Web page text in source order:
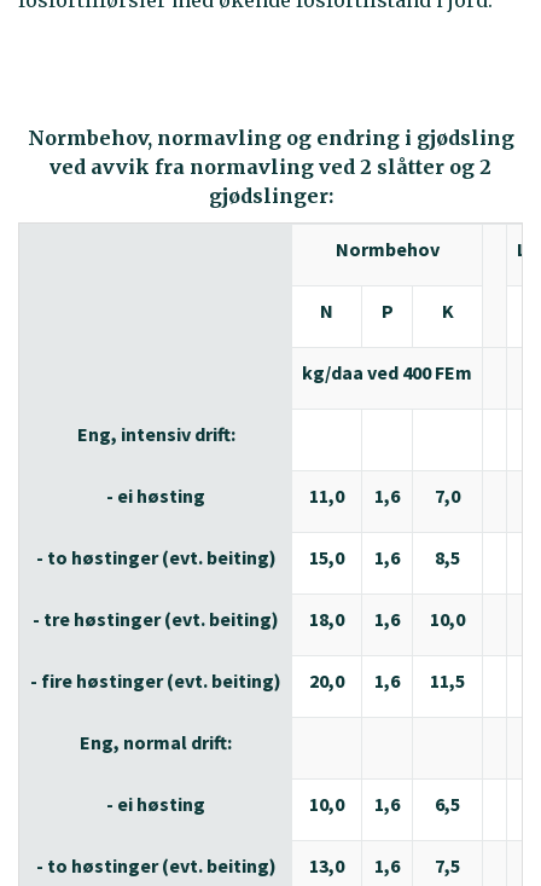
Normbehov, normavling og endring i gjødsling
ved avvik fra normavling ved 2 slåtter og 2
gjødslinger:
Normbehov
N P K
kg/daa ved 400 FEm
Eng, intensiv drift:
- ei høsting 11,0 1,6 7,0
- to høstinger (evt. beiting) 15,0 1,6 8,5
- tre høstinger (evt. beiting) 18,0 1,6 10,0
- fire høstinger (evt. beiting) 20,0 1,6 11,5
Eng, normal drift:
- ei høsting 10,0 1,6 6,5
- to høstinger (evt. beiting) 13,0 1,6 7,5